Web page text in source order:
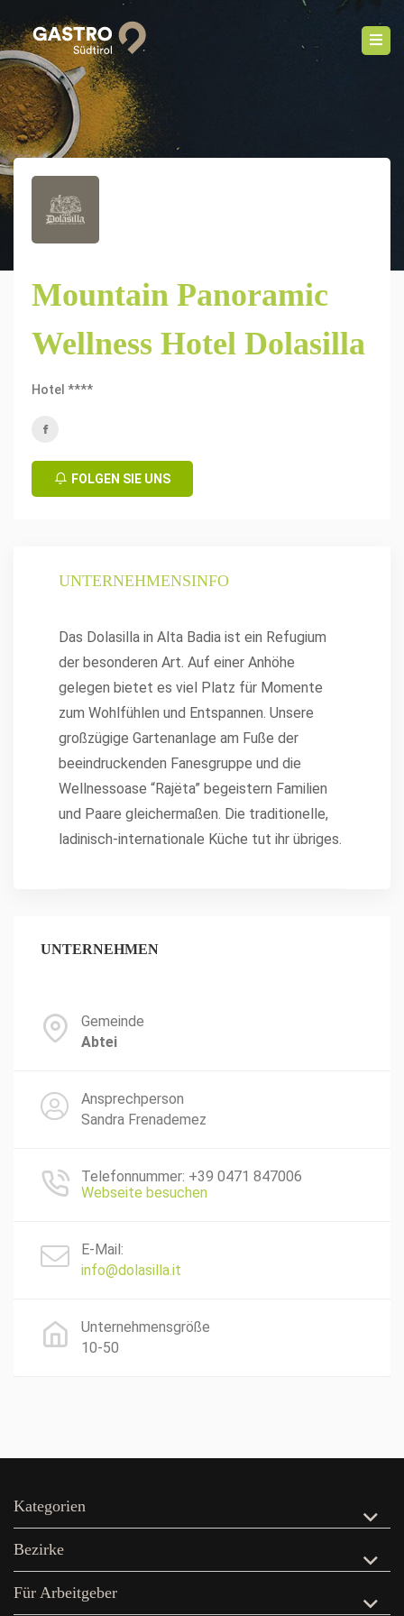
Mountain Panoramic
Wellness Hotel Dolasilla
Hotel ****
FOLGEN SIE UNS
UNTERNEHMENSINFO
Das Dolasilla in Alta Badia ist ein Refugium
der besonderen Art. Auf einer Anhöhe
gelegen bietet es viel Platz für Momente
zum Wohlfühlen und Entspannen. Unsere
großzügige Gartenanlage am Fuße der
beeindruckenden Fanesgruppe und die
Wellnessoase “Rajëta” begeistern Familien
und Paare gleichermaßen. Die traditionelle,
ladinisch-internationale Küche tut ihr übriges.
UNTERNEHMEN
Gemeinde
Abtei
Ansprechperson
Sandra Frenademez
Telefonnummer: +39 0471 847006
Webseite besuchen
E-Mail:
info@dolasilla.it
Unternehmensgröße
10-50
Kategorien
Bezirke
Für Arbeitgeber